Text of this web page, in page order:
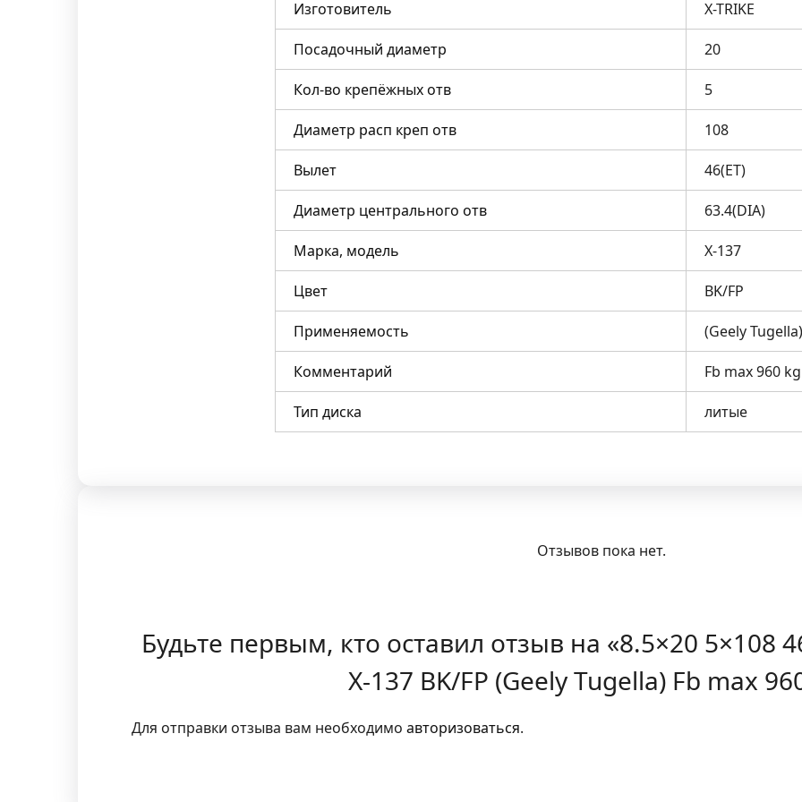
Изготовитель X-TRIKE
Посадочный диаметр 20
Кол-во крепёжных отв 5
Диаметр расп креп отв 108
Вылет 46(ET)
Диаметр центрального отв 63.4(DIA)
Марка, модель X-137
Цвет BK/FP
Применяемость (Geely Tugella)
Комментарий Fb max 960 kg
Тип диска литые
Отзывов пока нет.
Будьте первым, кто оставил отзыв на «8.5×20 5×108
X-137 BK/FP (Geely Tugella) Fb max
Для отправки отзыва вам необходимо авторизоваться.